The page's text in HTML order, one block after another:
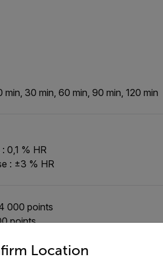
min, 30 min, 60 min, 90 min, 120 min
0,1 % HR
: ±3 % HR
000 points
points
Location
options below to access the